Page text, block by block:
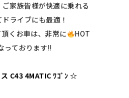
家族皆様が快適に乗れる
ライブにも最適！
くお車は、非常に
HOT
っております‼
C43 4MATIC ﾜｺﾞﾝ ☆